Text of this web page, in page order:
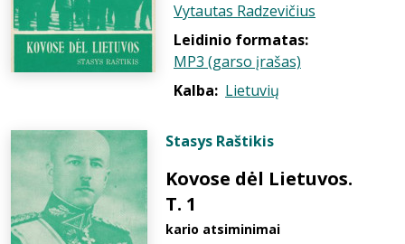
Vytautas Radzevičius
Leidinio formatas:
MP3 (garso įrašas)
Kalba: Lietuvių
Stasys Raštikis
Kovose dėl Lietuvos.
T. 1
kario atsiminimai